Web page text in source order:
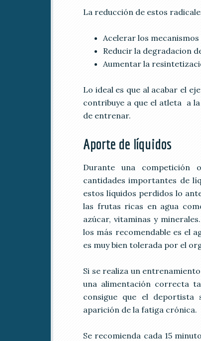
La reducción de estos
Acelerar los
Reducir la degradacion
Aumentar la
Lo ideal es que al acabar el
contribuye a que el atleta a
de entrenar.
Aporte de líquidos
Durante una competición
cantidades importantes de
estos líquidos perdidos lo
las frutas ricas en agua
azúcar, vitaminas y
los más recomendable es el
es muy bien tolerada por el
Si se realiza un
una alimentación correcta
consigue que el deportista
aparición de la fatiga crónica.
Se recomienda cada 15